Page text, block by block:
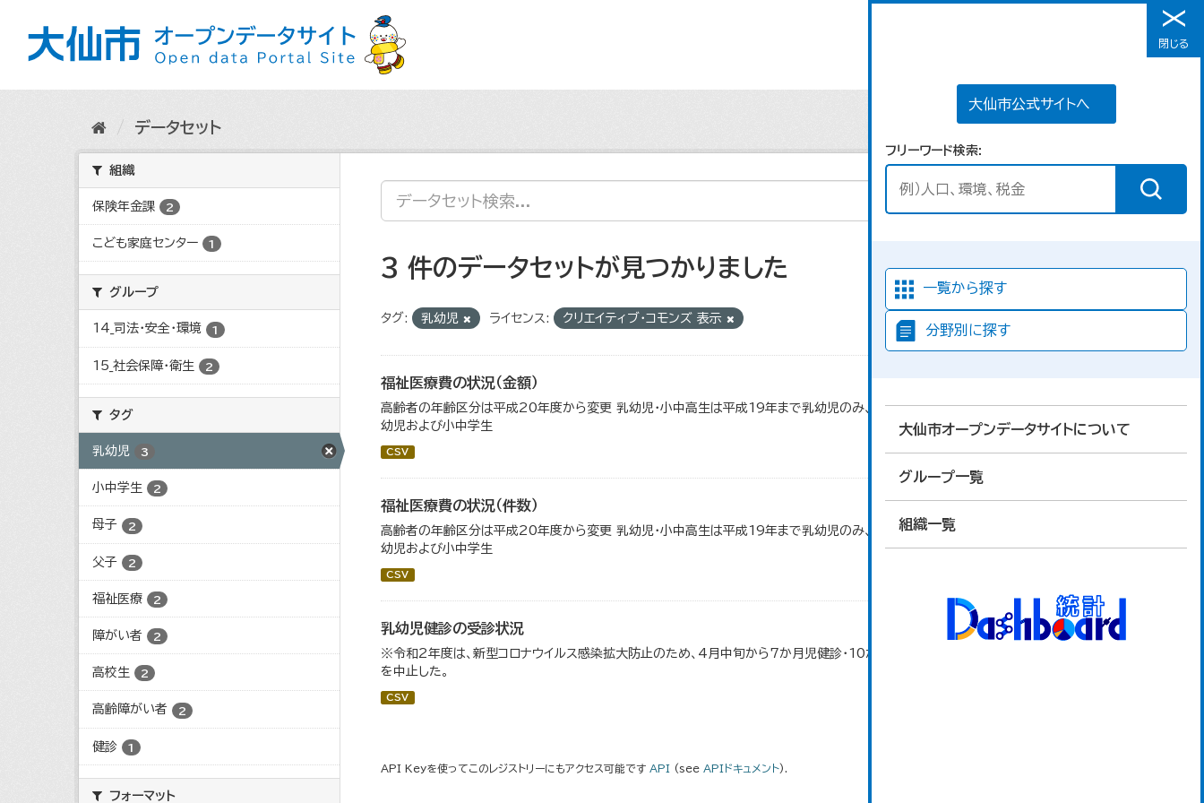
メニュー
大仙市公式サイトへ
フリーワード検索
一覧から探す
分野別に探す
大仙市オープンデータサイトについて
グループ一覧
組織一覧
閉じる
データセット
組織
保険年金課 2
こども家庭センター 1
グループ
14_司法・安全・環境 1
15_社会保障・衛生 2
タグ
乳幼児 3
小中学生 2
母子 2
父子 2
福祉医療 2
障がい者 2
高校生 2
高齢障がい者 2
健診 1
フォーマット
3 件のデータセットが見つかりました
タグ: 乳幼児 ライセンス: クリエイティブ・コモンズ 表示
福祉医療費の状況（金額）
高齢者の年齢区分は平成20年度から変更 乳幼児・小中高生は平成19年まで乳幼児のみ、平成20年度から令和元年度までは乳
幼児および小中学生
CSV
福祉医療費の状況（件数）
高齢者の年齢区分は平成20年度から変更 乳幼児・小中高生は平成19年まで乳幼児のみ、平成20年度から令和元年度までは乳
幼児および小中学生
CSV
乳幼児健診の受診状況
※令和2年度は、新型コロナウイルス感染拡大防止のため、4月中旬から7か月児健診・10か月児健診及び2歳6か月児歯科健診
を中止した。
CSV
API Keyを使ってこのレジストリーにもアクセス可能です API (see APIドキュメント).